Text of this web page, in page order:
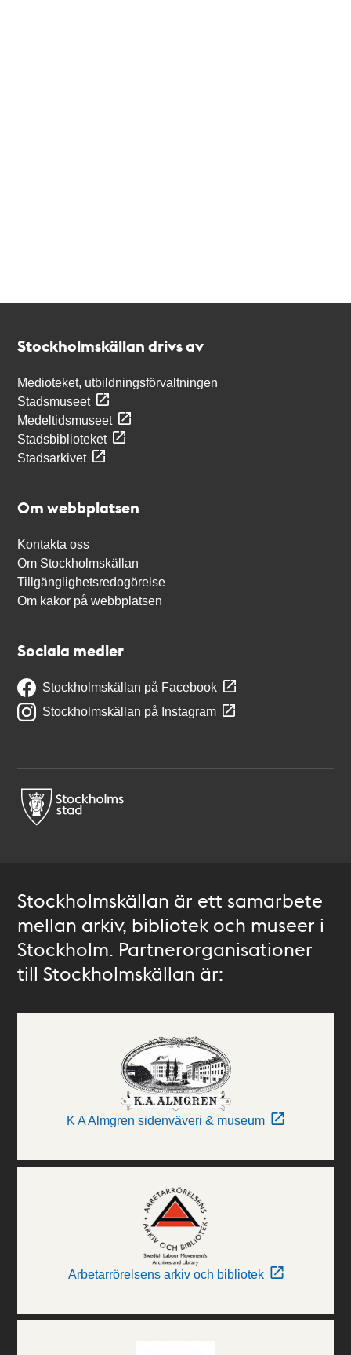
Stockholmskällan drivs av
Medioteket, utbildningsförvaltningen
Stadsmuseet
Medeltidsmuseet
Stadsbiblioteket
Stadsarkivet
Om webbplatsen
Kontakta oss
Om Stockholmskällan
Tillgänglighetsredogörelse
Om kakor på webbplatsen
Sociala medier
Stockholmskällan på Facebook
Stockholmskällan på Instagram
Stockholmskällan är ett samarbete
mellan arkiv, bibliotek och museer i
Stockholm. Partnerorganisationer
till Stockholmskällan är:
K A Almgren sidenväveri & museum
Arbetarrörelsens arkiv och bibliotek